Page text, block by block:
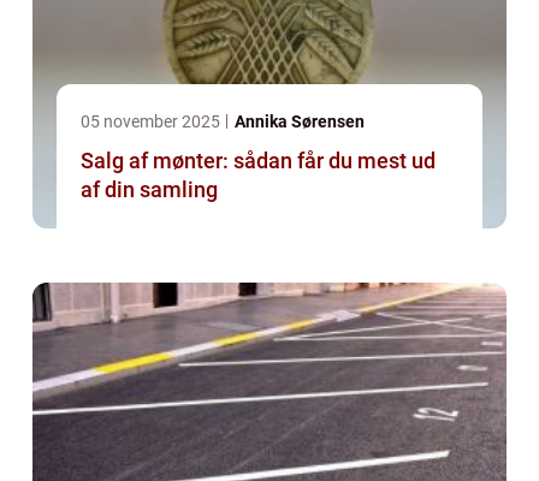
05 november 2025 Annika Sørensen
Salg af mønter: sådan får du mest ud
af din samling